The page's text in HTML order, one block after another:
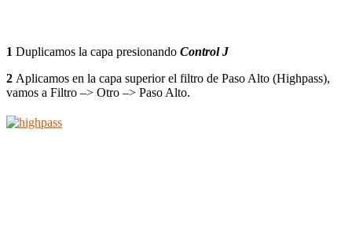
1 Duplicamos la capa presionando Control J
2 Aplicamos en la capa superior el filtro de Paso Alto (Highpass),
vamos a Filtro –> Otro –> Paso Alto.